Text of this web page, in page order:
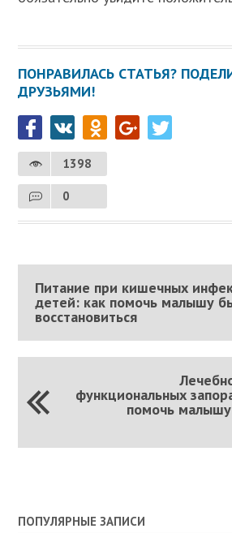
ПОНРАВИЛАСЬ СТАТЬЯ?
ДРУЗЬЯМИ!
1398
0
Питание при кишечных
детей: как помочь малышу
восстановиться
функциональных
помочь
ПОПУЛЯРНЫЕ ЗАПИСИ